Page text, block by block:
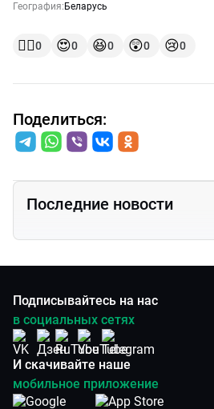
География: Беларусь
👍🏻0 😍0 😆0 😲0 😢0
Поделиться:
Последние новости
Подписывайтесь на нас
в социальных сетях
И скачивайте наше
мобильное приложение